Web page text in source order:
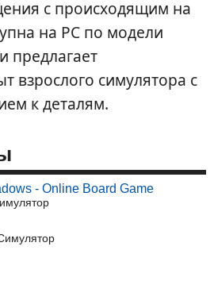
с происходящим на
на PC по модели
предлагает
взрослого симулятора с
к деталям.
- Online Board Game